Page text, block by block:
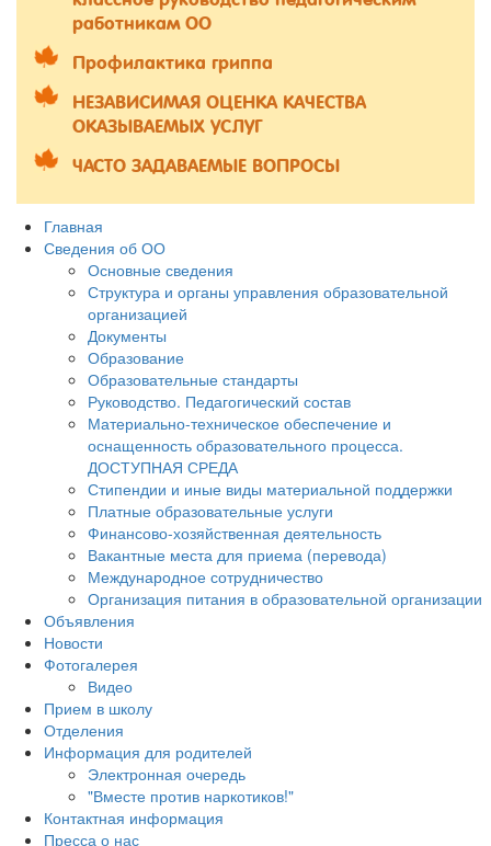
работникам ОО
Профилактика гриппа
НЕЗАВИСИМАЯ ОЦЕНКА КАЧЕСТВА
ОКАЗЫВАЕМЫХ УСЛУГ
ЧАСТО ЗАДАВАЕМЫЕ ВОПРОСЫ
Главная
Сведения об ОО
Основные сведения
Структура и органы управления образовательной
организацией
Документы
Образование
Образовательные стандарты
Руководство. Педагогический состав
Материально-техническое обеспечение и
оснащенность образовательного процесса.
ДОСТУПНАЯ СРЕДА
Стипендии и иные виды материальной поддержки
Платные образовательные услуги
Финансово-хозяйственная деятельность
Вакантные места для приема (перевода)
Международное сотрудничество
Организация питания в образовательной организации
Объявления
Новости
Фотогалерея
Видео
Прием в школу
Отделения
Информация для родителей
Электронная очередь
"Вместе против наркотиков!"
Контактная информация
Пресса о нас